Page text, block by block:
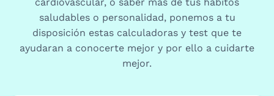
saludables o personalidad, ponemos a tu
disposición estas calculadoras y test que te
ayudaran a conocerte mejor y por ello a cuidarte
mejor.